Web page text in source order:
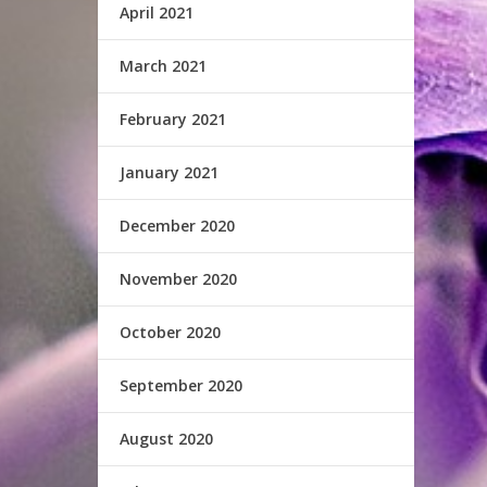
April 2021
March 2021
February 2021
January 2021
December 2020
November 2020
October 2020
September 2020
August 2020